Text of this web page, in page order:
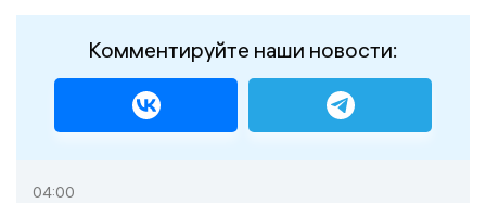
Комментируйте наши новости:
04:00